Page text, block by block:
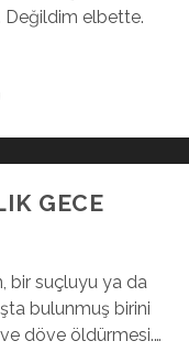
Değildim elbette.
GECE
suçluyu ya da
bulunmuş birini
döve öldürmesi.…